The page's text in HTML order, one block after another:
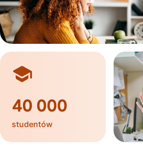
40 000
studentów